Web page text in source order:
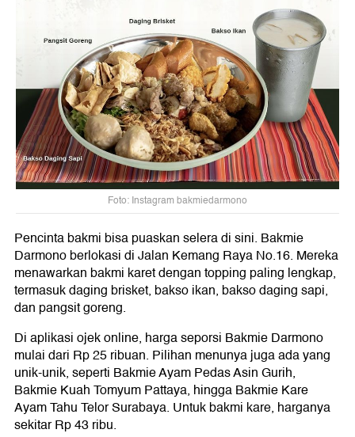
Foto: Instagram bakmiedarmono
Pencinta bakmi bisa puaskan selera di sini. Bakmie
Darmono berlokasi di Jalan Kemang Raya No.16. Mereka
menawarkan bakmi karet dengan topping paling lengkap,
termasuk daging brisket, bakso ikan, bakso daging sapi,
dan pangsit goreng.
Di aplikasi ojek online, harga seporsi Bakmie Darmono
mulai dari Rp 25 ribuan. Pilihan menunya juga ada yang
unik-unik, seperti Bakmie Ayam Pedas Asin Gurih,
Bakmie Kuah Tomyum Pattaya, hingga Bakmie Kare
Ayam Tahu Telor Surabaya. Untuk bakmi kare, harganya
sekitar Rp 43 ribu.